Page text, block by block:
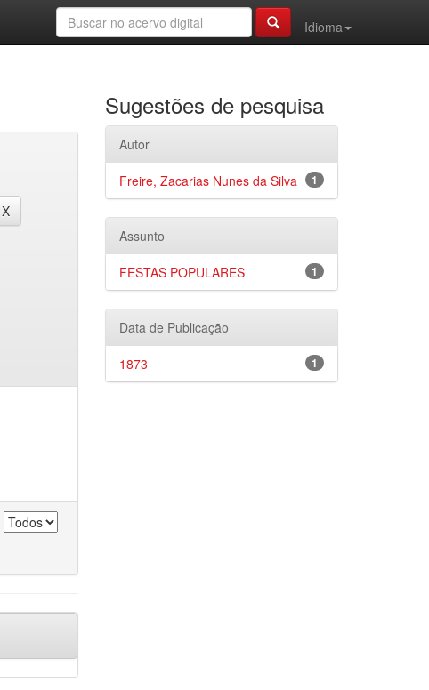
Idioma
Sugestões de pesquisa
Autor
1
Freire, Zacarias Nunes da Silva
Assunto
1
FESTAS POPULARES
Data de Publicação
1
1873